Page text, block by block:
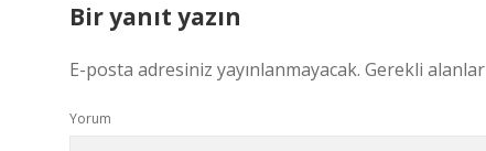
Bir yanıt yazın
E-posta adresiniz yayınlanmayacak. Gerekli alanlar
Yorum